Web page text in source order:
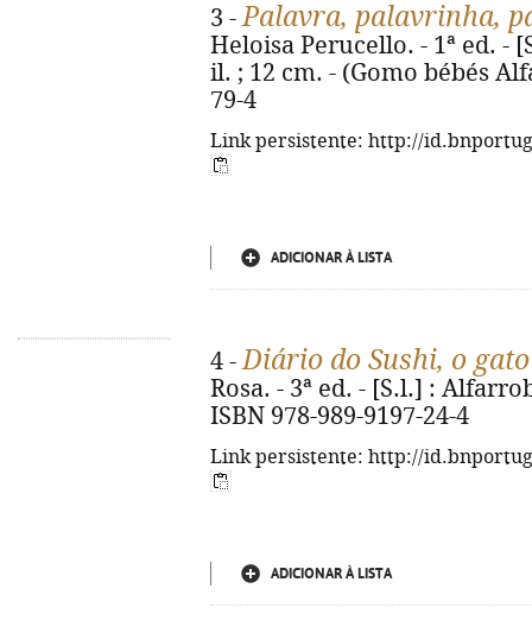
3 -Palavra, palavrinha,
Heloisa Perucello. - 1ª ed. -
il. ; 12 cm. - (Gomo bébés
79-4
Link persistente: http://
ADICIONAR À LISTA
4 -Diário do Sushi, o gato
Rosa. - 3ª ed. - [S.l.] :
ISBN 978-989-9197-24-4
Link persistente: http://
ADICIONAR À LISTA